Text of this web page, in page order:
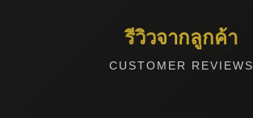
รีวิวจากลูกค้า
CUSTOMER REVIEWS